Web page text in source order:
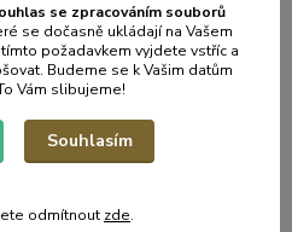
PREMIUM, na pásku,
se zpracováním souborů
se dočasně ukládají na Vašem
požadavkem vyjdete vstříc a
Budeme se k Vašim datům
Vám slibujeme!
Souhlasím
odmítnout zde.